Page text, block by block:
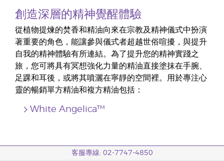
創造深層的精神覺醒體驗
從植物提煉的焚香和精油向來在宗教及精神儀式中扮演
著重要的角色，能讓參與儀式者超越世俗喧擾，與提升
自我的精神體驗有所連結。為了提升您的精神實踐之
旅，您可將具有冥想強化力量的精油直接塗抹在手腕、
足踝和耳後，或將其噴灑在寧靜的空間裡。用於專注心
靈的暢銷單方精油和複方精油包括：
White Angelica™
客服專線: 02-7747-4850